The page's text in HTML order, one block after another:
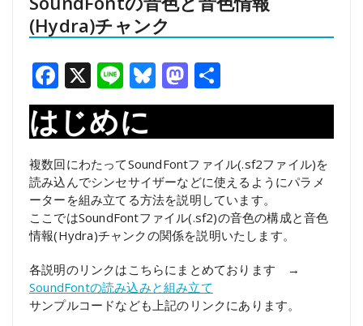
(Hydra)チャンク
Facebook
X LineBluesky
Mastodon
有
はじめに
複数回にわたってSoundFontファイル(.sf2ファイル)を
読み込んでシンセサイザーなどに使えるようにパラメ
ーターを組み立てる方法を説明しています。
ここではSoundFontファイル(.sf2)の音色の構成と音色
情報(Hydra)チャンクの関係を説明いたします。
各説明のリンクはこちらにまとめております →
SoundFontの読み込みと組み立て
サンプルコードなども上記のリンクにあります。